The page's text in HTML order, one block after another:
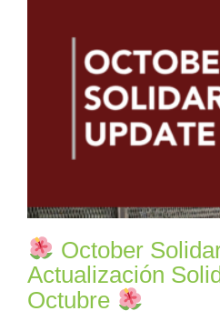
October
Actualización
Octubre